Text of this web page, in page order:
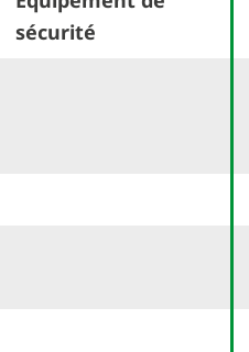
sécurité